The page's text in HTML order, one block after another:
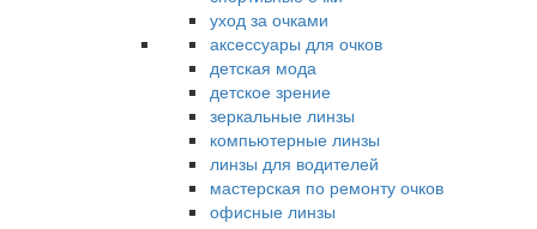
уход за очками
аксессуары для очков
детская мода
детское зрение
зеркальные линзы
компьютерные линзы
линзы для водителей
мастерская по ремонту очков
офисные линзы